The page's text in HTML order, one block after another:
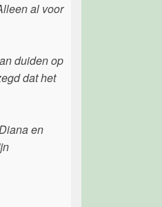
al voor
duiden op
dat het
en